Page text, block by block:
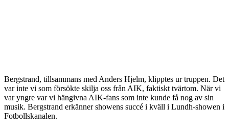
Bergstrand, tillsammans med Anders Hjelm, klipptes ur truppen. Det
var inte vi som försökte skilja oss från AIK, faktiskt tvärtom. När vi
var yngre var vi hängivna AIK-fans som inte kunde få nog av sin
musik. Bergstrand erkänner showens succé i kväll i Lundh-showen i
Fotbollskanalen.